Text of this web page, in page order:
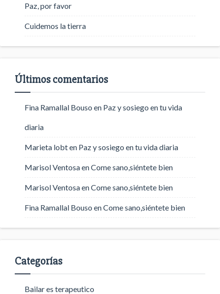
Paz, por favor
Cuidemos la tierra
Últimos comentarios
Fina Ramallal Bouso en Paz y sosiego en tu vida
diaria
Marieta lobten Paz y sosiego en tu vida diaria
Marisol VentosaenCome sano,siéntete bien
Marisol VentosaenCome sano,siéntete bien
Fina Ramallal Bouso enCome sano,siéntete bien
Categorías
Bailar es terapeutico